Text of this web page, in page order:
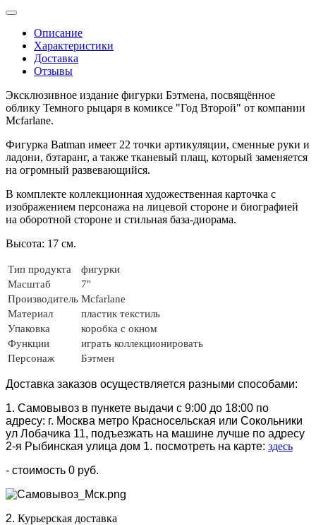
Описание
Характеристики
Доставка
Отзывы
Эксклюзивное издание фигурки Бэтмена, посвящённое
облику Темного рыцаря в комиксе "Год Второй" от компании
Mcfarlane.
Фигурка Batman имеет 22 точки артикуляции, сменные руки и
ладони, бэтаранг, а также тканевый плащ, который заменяется
на огромный развевающийся.
В комплекте коллекционная художественная карточка с
изображением персонажа на лицевой стороне и биографией
на оборотной стороне и стильная база-диорама.
Высота: 17 см.
Тип продукта
фигурки
Масштаб
7"
Производитель Mcfarlane
Материал
пластик текстиль
Упаковка
коробка с окном
Функции
играть коллекционировать
Персонаж
Бэтмен
Доставка заказов осуществляется разными способами:
1. Самовывоз в пункете выдачи с 9:00 до 18:00 по
адресу: г. Москва метро Красносельская или Сокольники
ул Лобачика 11, подъезжать на машине лучше по адресу
2-я Рыбинская улица дом 1. посмотреть на карте: здесь
- стоимость 0 руб.
2. Курьерская доставка